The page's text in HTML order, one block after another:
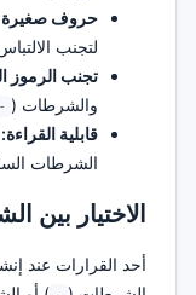
حروف
لتجنب
تجنب الرموز
والشرطات ( -
قابلية القراءة:
الشرطات
الاختيار